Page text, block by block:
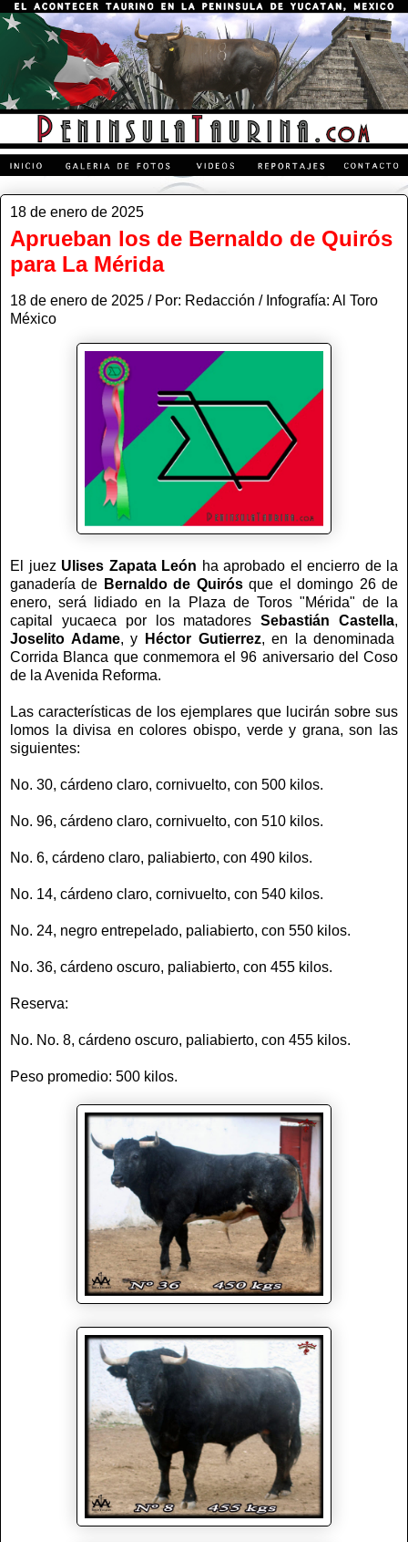
18 de enero de 2025
Aprueban los de Bernaldo de Quirós
para La Mérida
18 de enero de 2025 / Por: Redacción / Infografía: Al Toro
México
El juez Ulises Zapata León ha aprobado el encierro de la
ganadería de Bernaldo de Quirósque el domingo 26 de
enero, será lidiado en la Plaza de Toros "Mérida" de la
capital yucaeca por los matadoresSebastián Castella,
Joselito Adame, y Héctor Gutierrez, en la denominada
Corrida Blanca que conmemora el 96 aniversario del Coso
de la Avenida Reforma.
Las características de los ejemplares que lucirán sobre sus
lomos la divisa en colores obispo, verde y grana, son las
siguientes:
No. 30, cárdeno claro, cornivuelto, con 500 kilos.
No. 96, cárdeno claro, cornivuelto, con 510 kilos.
No. 6, cárdeno claro, paliabierto, con 490 kilos.
No. 14, cárdeno claro, cornivuelto, con 540 kilos.
No. 24, negro entrepelado, paliabierto, con 550 kilos.
No. 36, cárdeno oscuro, paliabierto, con 455 kilos.
Reserva:
No. No. 8, cárdeno oscuro, paliabierto, con 455 kilos.
Peso promedio: 500 kilos.